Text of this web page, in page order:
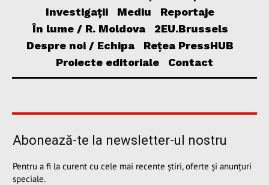
Investigații
Mediu
Reportaje
În lume / R. Moldova
2EU.Brussels
Despre noi / Echipa
Rețea PressHUB
Proiecte editoriale
Contact
Abonează-te la newsletter-ul nostru
Pentru a fi la curent cu cele mai recente știri, oferte și anunțuri
speciale.